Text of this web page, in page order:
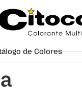
de Colores